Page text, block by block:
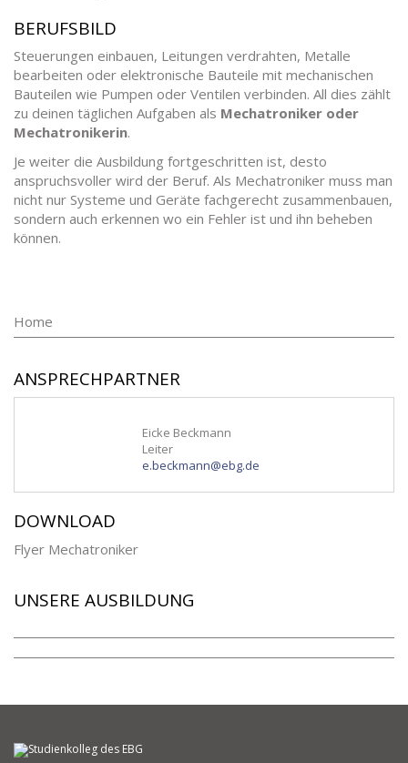
BERUFSBILD
Steuerungen einbauen, Leitungen verdrahten, Metalle
bearbeiten oder elektronische Bauteile mit mechanischen
Bauteilen wie Pumpen oder Ventilen verbinden. All dies zählt
zu deinen täglichen Aufgaben als Mechatroniker oder
Mechatronikerin.
Je weiter die Ausbildung fortgeschritten ist, desto
anspruchsvoller wird der Beruf. Als Mechatroniker muss man
nicht nur Systeme und Geräte fachgerecht zusammenbauen,
sondern auch erkennen wo ein Fehler ist und ihn beheben
können.
Home
ANSPRECHPARTNER
Eicke Beckmann
Leiter
e.beckmann@ebg.de
DOWNLOAD
Flyer Mechatroniker
UNSERE AUSBILDUNG